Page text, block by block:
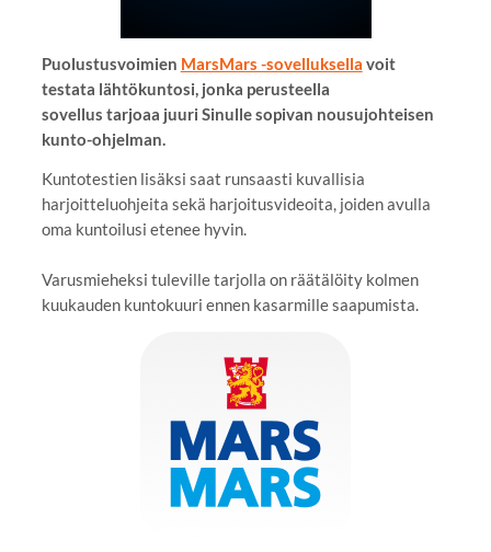
Puolustusvoimien MarsMars -sovelluksella voit
testata lähtökuntosi, jonka perusteella
sovellus tarjoaa juuri Sinulle sopivan nousujohteisen
kunto-ohjelman.
Kuntotestien lisäksi saat runsaasti kuvallisia
harjoitteluohjeita sekä harjoitusvideoita, joiden avulla
oma kuntoilusi etenee hyvin.
Varusmieheksi tuleville tarjolla on räätälöity kolmen
kuukauden kuntokuuri ennen kasarmille saapumista.